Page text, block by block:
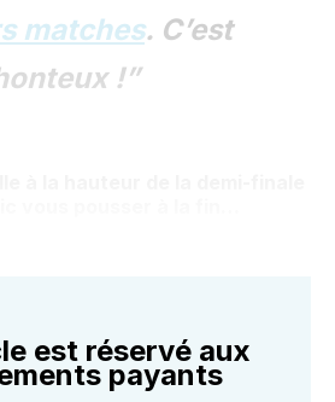
matches. C’est
!”
est réservé aux
payants